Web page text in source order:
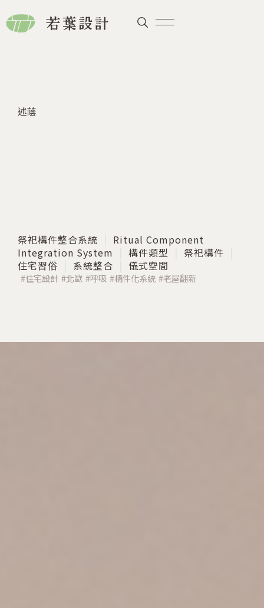
述蔭
祭祀構件整合系統
Ritual Component
Integration System
構件類型
祭祀構件
住宅習俗
系統整合 儀式空間
住宅設計 北歐 呼吸 構件化系統 老屋翻新